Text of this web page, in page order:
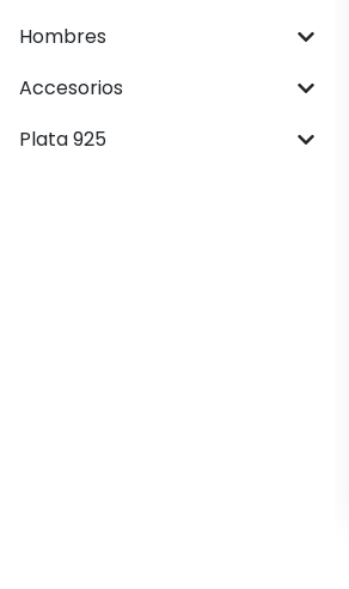
Hombres
Accesorios
Plata 925